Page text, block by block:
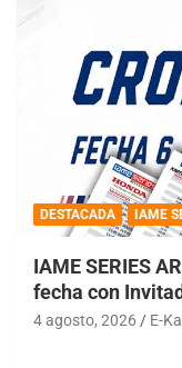
DESTACADA IAME
IAME SERIES
fecha con
4 agosto, 2026 E-